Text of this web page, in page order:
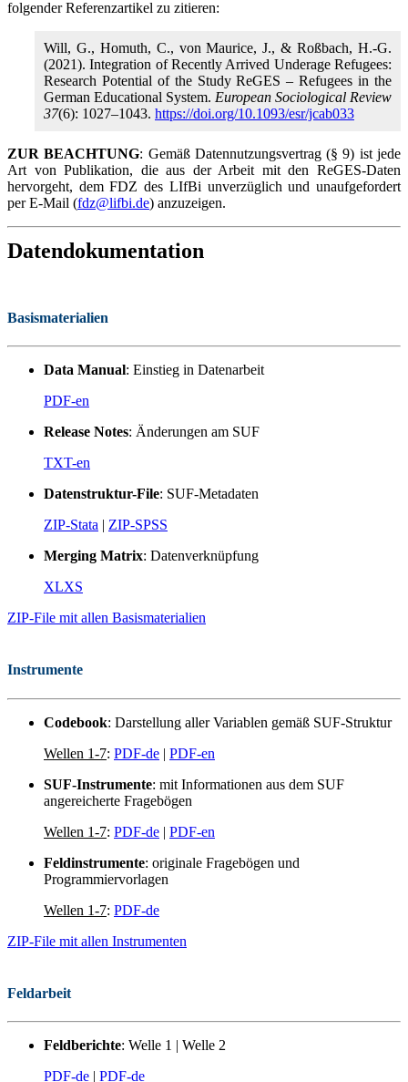
folgender Referenzartikel zu zitieren:
Will, G., Homuth, C., von Maurice, J., & Roßbach, H.-G.
(2021). Integration of Recently Arrived Underage Refugees:
Research Potential of the Study ReGES – Refugees in the
German Educational System. European Sociological Review
37(6): 1027–1043. https://doi.org/10.1093/esr/jcab033
ZUR BEACHTUNG: Gemäß Datennutzungsvertrag (§ 9) ist jede
Art von Publikation, die aus der Arbeit mit den ReGES-Daten
hervorgeht, dem FDZ des LIfBi unverzüglich und unaufgefordert
per E-Mail (fdz@lifbi.de) anzuzeigen.
Datendokumentation
Basismaterialien
Data Manual: Einstieg in Datenarbeit
PDF-en
Release Notes: Änderungen am SUF
TXT-en
Datenstruktur-File: SUF-Metadaten
ZIP-Stata | ZIP-SPSS
Merging Matrix: Datenverknüpfung
XLXS
ZIP-File mit allen Basismaterialien
Instrumente
Codebook: Darstellung aller Variablen gemäß SUF-Struktur
Wellen 1-7: PDF-de | PDF-en
SUF-Instrumente: mit Informationen aus dem SUF
angereicherte Fragebögen
Wellen 1-7: PDF-de | PDF-en
Feldinstrumente: originale Fragebögen und
Programmiervorlagen
Wellen 1-7: PDF-de
ZIP-File mit allen Instrumenten
Feldarbeit
Feldberichte: Welle 1 | Welle 2
PDF-de | PDF-de